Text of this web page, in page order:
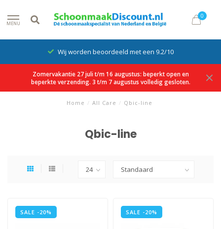
MENU
0
Wij worden beoordeeld met een 9.2/10
Zomervakantie 27 juli t/m 16 augustus: beperkt open en
beperkte verzending. 3 t/m 7 augustus volledig gesloten.
Home / All Care / Qbic-line
Qbic-line
SALE -20% SALE -20%